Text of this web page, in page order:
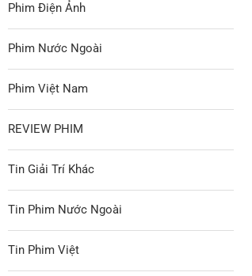
Phim Điện Ảnh
Phim Nước Ngoài
Phim Việt Nam
REVIEW PHIM
Tin Giải Trí Khác
Tin Phim Nước Ngoài
Tin Phim Việt